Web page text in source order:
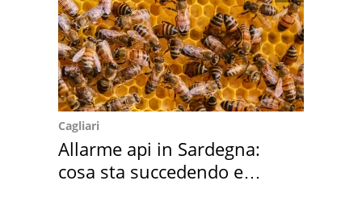
Cagliari
Allarme api in Sardegna:
cosa sta succedendo e